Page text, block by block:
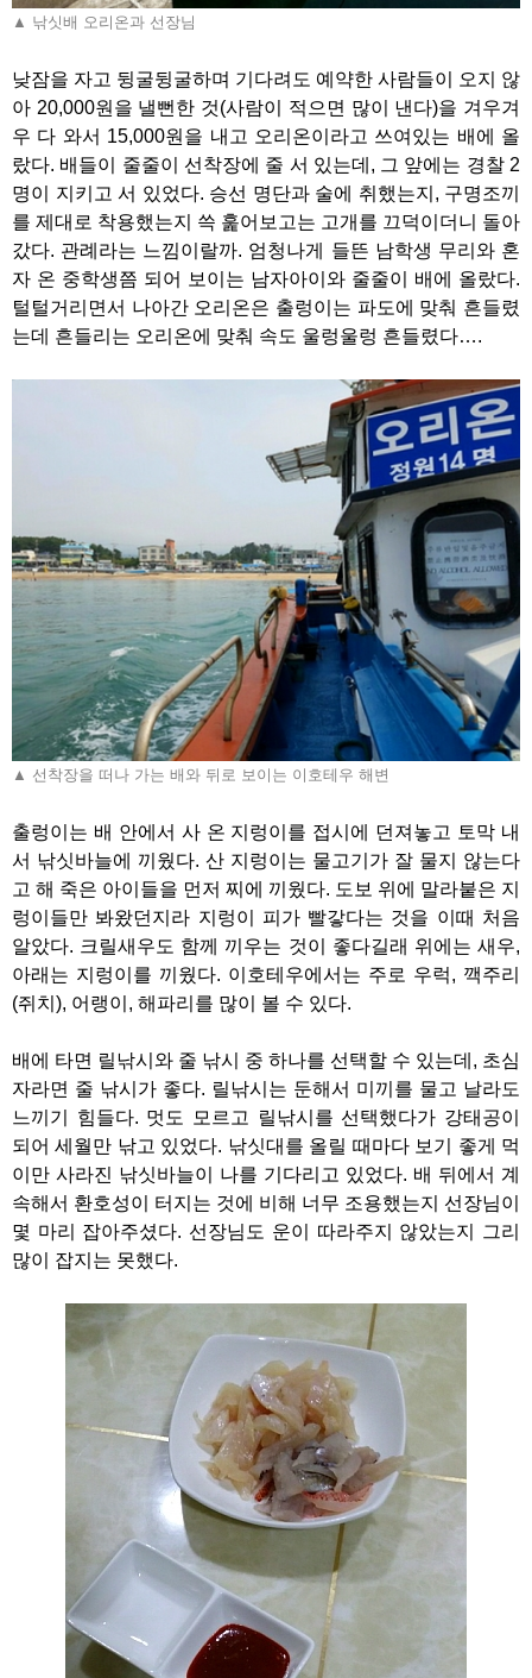
▲ 낚싯배 오리온과 선장님
낮잠을 자고 뒹굴뒹굴하며 기다려도 예약한 사람들이 오지 않
아 20,000원을 낼뻔한 것(사람이 적으면 많이 낸다)을 겨우겨
우 다 와서 15,000원을 내고 오리온이라고 쓰여있는 배에 올
랐다. 배들이 줄줄이 선착장에 줄 서 있는데, 그 앞에는 경찰 2
명이 지키고 서 있었다. 승선 명단과 술에 취했는지, 구명조끼
를 제대로 착용했는지 쓱 훑어보고는 고개를 끄덕이더니 돌아
갔다. 관례라는 느낌이랄까. 엄청나게 들뜬 남학생 무리와 혼
자 온 중학생쯤 되어 보이는 남자아이와 줄줄이 배에 올랐다.
털털거리면서 나아간 오리온은 출렁이는 파도에 맞춰 흔들렸
는데 흔들리는 오리온에 맞춰 속도 울렁울렁 흔들렸다….
▲ 선착장을 떠나 가는 배와 뒤로 보이는 이호테우 해변
출렁이는 배 안에서 사 온 지렁이를 접시에 던져놓고 토막 내
서 낚싯바늘에 끼웠다. 산 지렁이는 물고기가 잘 물지 않는다
고 해 죽은 아이들을 먼저 찌에 끼웠다. 도보 위에 말라붙은 지
렁이들만 봐왔던지라 지렁이 피가 빨갛다는 것을 이때 처음
알았다. 크릴새우도 함께 끼우는 것이 좋다길래 위에는 새우,
아래는 지렁이를 끼웠다. 이호테우에서는 주로 우럭, 깩주리
(쥐치), 어랭이, 해파리를 많이 볼 수 있다.
배에 타면 릴낚시와 줄 낚시 중 하나를 선택할 수 있는데, 초심
자라면 줄 낚시가 좋다. 릴낚시는 둔해서 미끼를 물고 날라도
느끼기 힘들다. 멋도 모르고 릴낚시를 선택했다가 강태공이
되어 세월만 낚고 있었다. 낚싯대를 올릴 때마다 보기 좋게 먹
이만 사라진 낚싯바늘이 나를 기다리고 있었다. 배 뒤에서 계
속해서 환호성이 터지는 것에 비해 너무 조용했는지 선장님이
몇 마리 잡아주셨다. 선장님도 운이 따라주지 않았는지 그리
많이 잡지는 못했다.